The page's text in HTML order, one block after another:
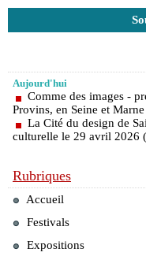
Aujourd'hui
Comme des images -
Provins, en Seine et
La Cité du design de
culturelle le 29 avril 2026
Rubriques
Accueil
Festivals
Expositions